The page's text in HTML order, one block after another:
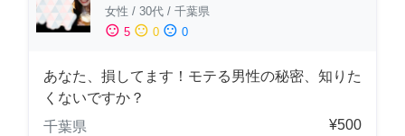
女性 / 30代 / 千葉県
sentiment_satisfied 5 sentiment_neutral 0 sentiment_dissatisfied 0
あなた、損してます！モテる男性の秘密、知りた
くないですか？
千葉県
¥500